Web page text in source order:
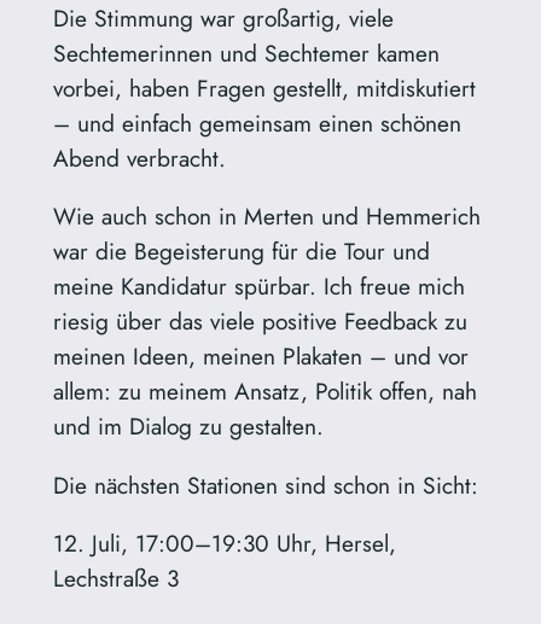
Die Stimmung war großartig, viele
Sechtemerinnen und Sechtemer kamen
vorbei, haben Fragen gestellt, mitdiskutiert
– und einfach gemeinsam einen schönen
Abend verbracht.
Wie auch schon in Merten und Hemmerich
war die Begeisterung für die Tour und
meine Kandidatur spürbar. Ich freue mich
riesig über das viele positive Feedback zu
meinen Ideen, meinen Plakaten – und vor
allem: zu meinem Ansatz, Politik offen, nah
und im Dialog zu gestalten.
Die nächsten Stationen sind schon in Sicht:
12. Juli, 17:00–19:30 Uhr, Hersel,
Lechstraße 3